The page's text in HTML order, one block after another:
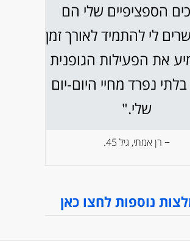
הספציפיים שלי הם
לי להתמיד לאורך זמן
את הפעילות הגופנית
נפרד מחיי היום-יום
שלי."
− רן אמתי, גיל 45.
נוספות לחצו כאן